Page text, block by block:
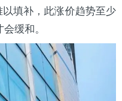
填补，此涨价趋势至少
缓和。